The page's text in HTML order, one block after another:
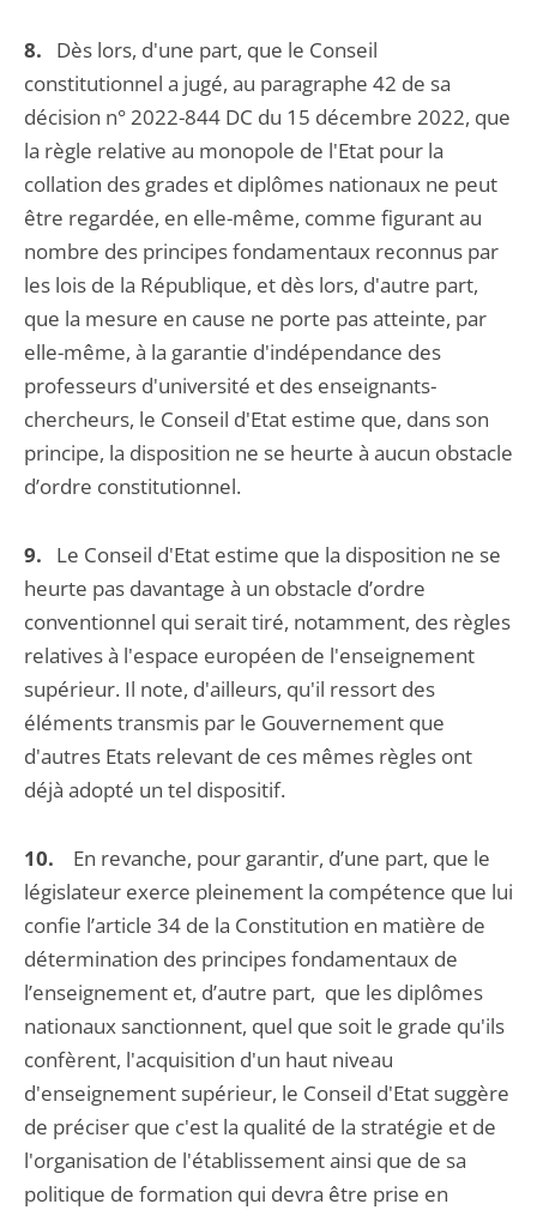
8. Dès lors, d'une part, que le Conseil
constitutionnel a jugé, au paragraphe 42 de sa
décision n° 2022-844 DC du 15 décembre 2022, que
la règle relative au monopole de l'Etat pour la
collation des grades et diplômes nationaux ne peut
être regardée, en elle-même, comme figurant au
nombre des principes fondamentaux reconnus par
les lois de la République, et dès lors, d'autre part,
que la mesure en cause ne porte pas atteinte, par
elle-même, à la garantie d'indépendance des
professeurs d'université et des enseignants-
chercheurs, le Conseil d'Etat estime que, dans son
principe, la disposition ne se heurte à aucun obstacle
d’ordre constitutionnel.
9. Le Conseil d'Etat estime que la disposition ne se
heurte pas davantage à un obstacle d’ordre
conventionnel qui serait tiré, notamment, des règles
relatives à l'espace européen de l'enseignement
supérieur. Il note, d'ailleurs, qu'il ressort des
éléments transmis par le Gouvernement que
d'autres Etats relevant de ces mêmes règles ont
déjà adopté un tel dispositif.
10. En revanche, pour garantir, d’une part, que le
législateur exerce pleinement la compétence que lui
confie l’article 34 de la Constitution en matière de
détermination des principes fondamentaux de
l’enseignement et, d’autre part, que les diplômes
nationaux sanctionnent, quel que soit le grade qu'ils
confèrent, l'acquisition d'un haut niveau
d'enseignement supérieur, le Conseil d'Etat suggère
de préciser que c'est la qualité de la stratégie et de
l'organisation de l'établissement ainsi que de sa
politique de formation qui devra être prise en